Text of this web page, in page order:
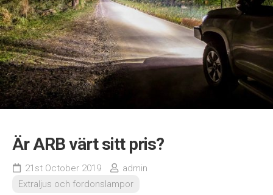
Är ARB värt sitt pris?
21st October 2019
admin
Extraljus och fordonslampor